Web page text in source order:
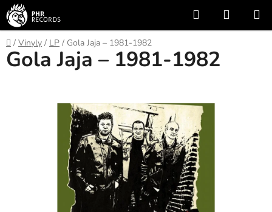
Přejít
na
obsah
Hledat
KOŠÍK
Domů
/ Vinyly / LP / Gola Jaja – 1981-1982
Gola Jaja – 1981-1982